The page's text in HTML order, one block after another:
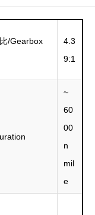
/Gearbox
4.3
9:1
~
60
00
n
mil
e